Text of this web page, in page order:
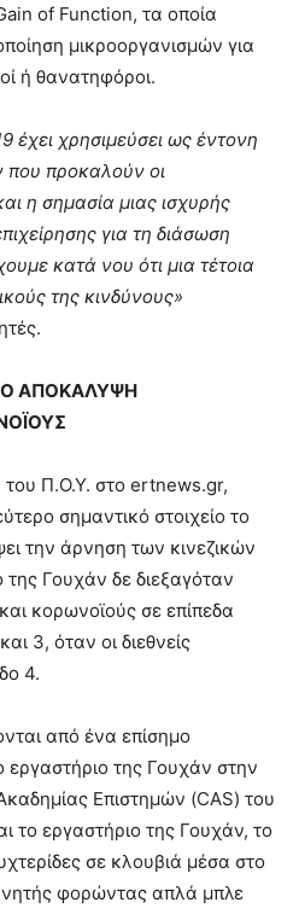
of Function, τα οποία
μικροοργανισμών για
ή θανατηφόροι.
έχει χρησιμεύσει ως έντονη
που προκαλούν οι
η σημασία μιας ισχυρής
για τη διάσωση
κατά νου ότι μια τέτοια
της κινδύνους»
ΑΠΟΚΑΛΥΨΗ
Π.Ο.Υ. στο ertnews.gr,
σημαντικό στοιχείο το
την άρνηση των κινεζικών
Γουχάν δε διεξαγόταν
κορωνoϊούς σε επίπεδα
3, όταν οι διεθνείς
4.
από ένα επίσημο
εργαστήριο της Γουχάν στην
Επιστημών (CAS) του
το εργαστήριο της Γουχάν, το
σε κλουβιά μέσα στο
φορώντας απλά μπλε